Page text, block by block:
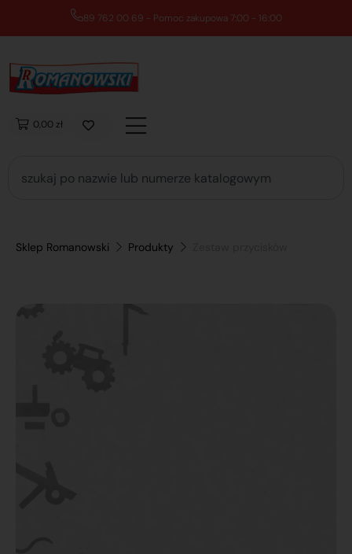
89 762 00 69 - Pomoc zakupowa 7:00 - 16:00
0,00 zł
Sklep Romanowski Produkty